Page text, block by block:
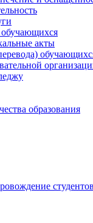
акты
образования
студентов